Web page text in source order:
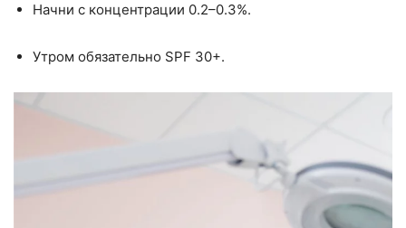
Начни с концентрации 0.2–0.3%.
Утром обязательно SPF 30+.